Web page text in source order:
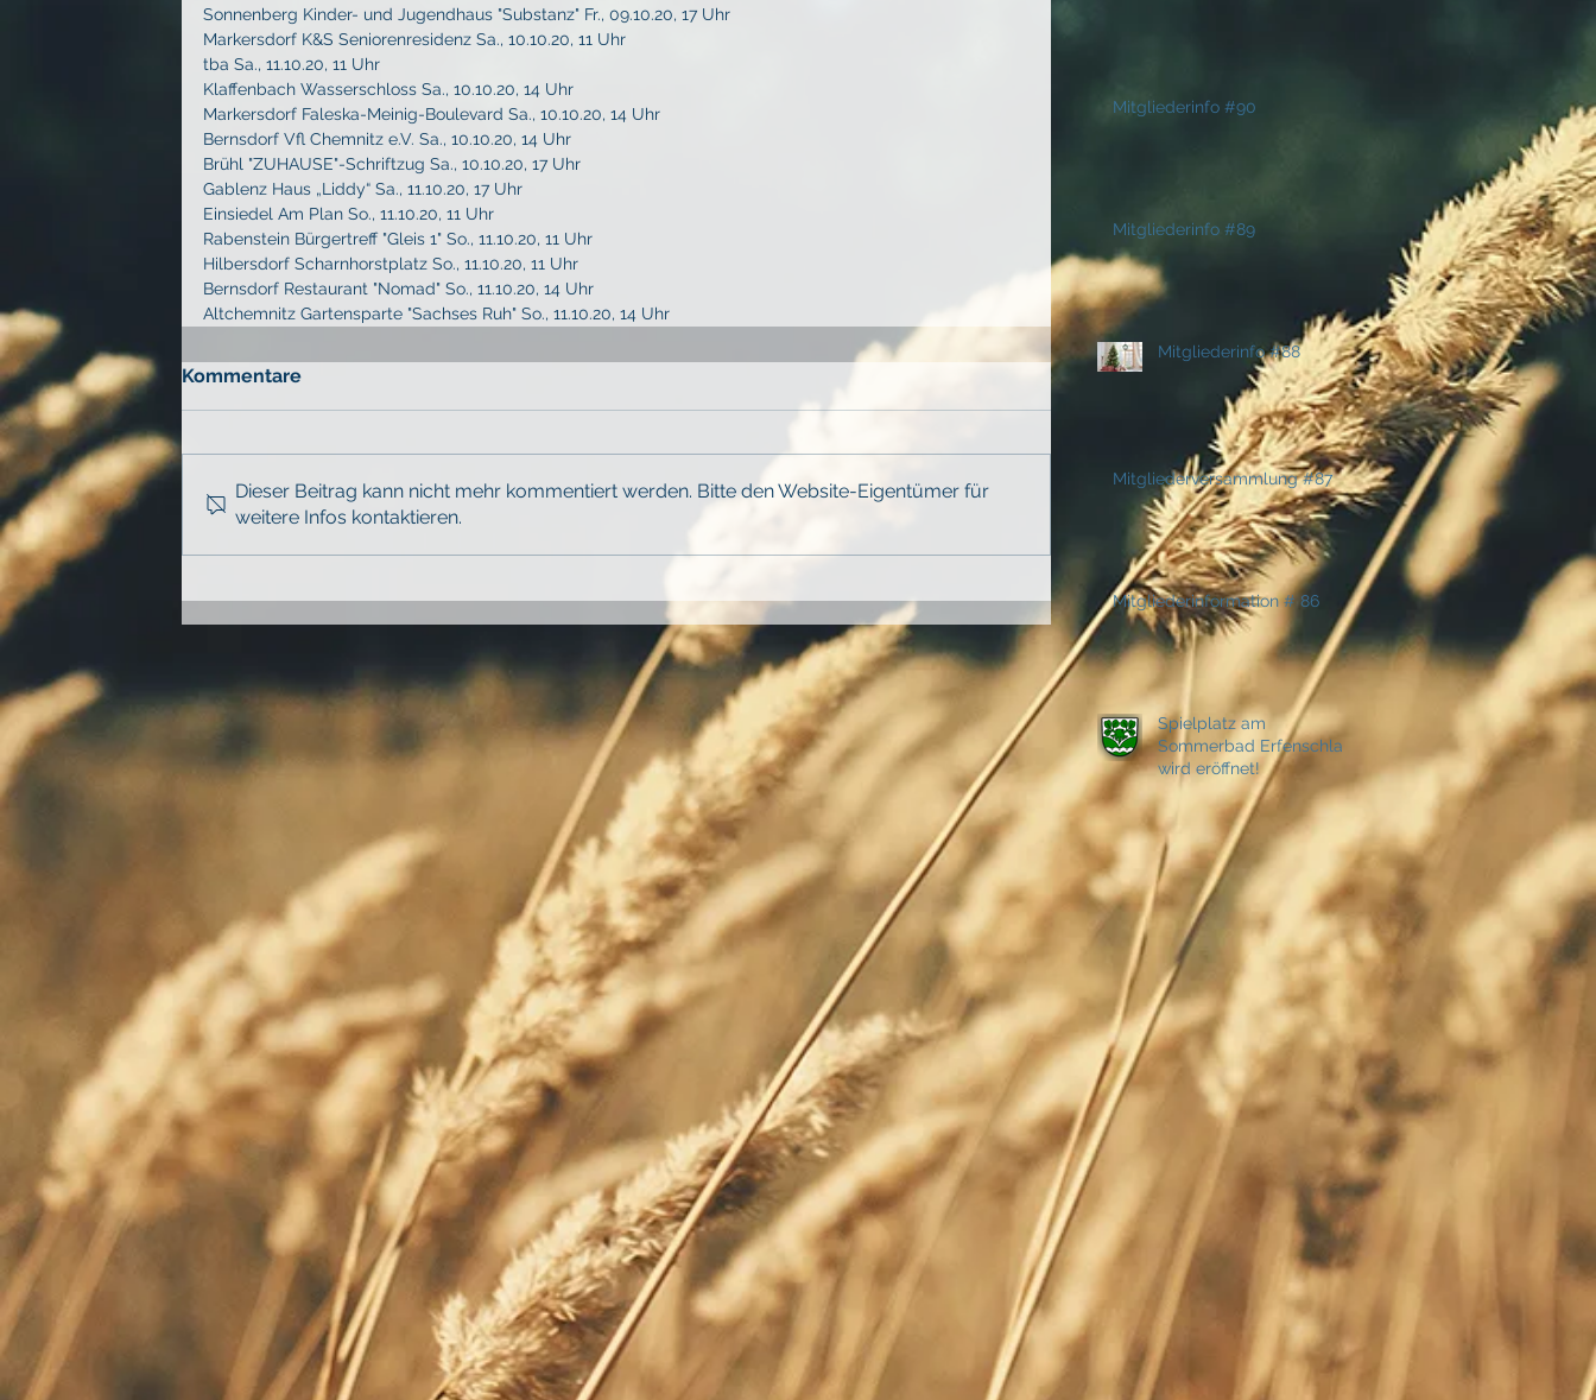
Sonnenberg Kinder- und Jugendhaus "Substanz" Fr., 09.10.20, 17 Uhr
Markersdorf K&S Seniorenresidenz Sa., 10.10.20, 11 Uhr
tba Sa., 11.10.20, 11 Uhr
Klaffenbach Wasserschloss Sa., 10.10.20, 14 Uhr
Markersdorf Faleska-Meinig-Boulevard Sa., 10.10.20, 14 Uhr
Bernsdorf Vfl Chemnitz e.V. Sa., 10.10.20, 14 Uhr
Brühl "ZUHAUSE"-Schriftzug Sa., 10.10.20, 17 Uhr
Gablenz Haus „Liddy“ Sa., 11.10.20, 17 Uhr
Einsiedel Am Plan So., 11.10.20, 11 Uhr
Rabenstein Bürgertreff "Gleis 1" So., 11.10.20, 11 Uhr
Hilbersdorf Scharnhorstplatz So., 11.10.20, 11 Uhr
Bernsdorf Restaurant "Nomad" So., 11.10.20, 14 Uhr
Altchemnitz Gartensparte "Sachses Ruh" So., 11.10.20, 14 Uhr
Kommentare
Dieser Beitrag kann nicht mehr kommentiert werden. Bitte den Website-Eigentümer für
weitere Infos kontaktieren.
Mitgliederinfo #90
Mitgliederinfo #89
Mitgliederinfo #88
Mitgliederversammlung #87
Mitgliederinformation # 86
Spielplatz am
Sommerbad Erfenschlag
wird eröffnet!